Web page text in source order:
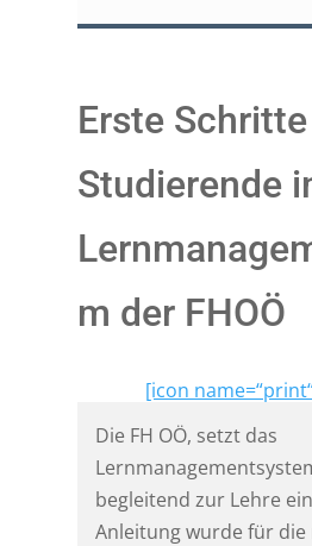
Erste
Studierende
m der FHOÖ
[icon
Die FH OÖ, setzt das
begleitend zur Lehre
Anleitung wurde für die